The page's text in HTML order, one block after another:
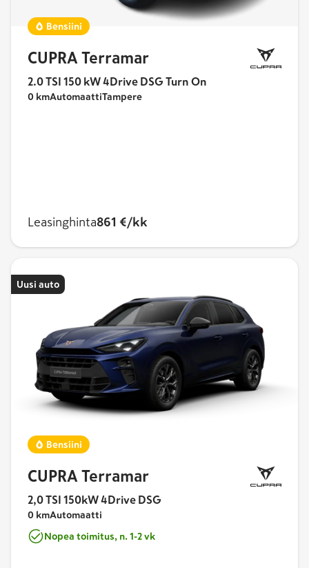
Bensiini
CUPRA Terramar
2.0 TSI 150 kW 4Drive DSG Turn On
0 kmAutomaattiTampere
Leasinghinta861 €/kk
Uusi auto
Bensiini
CUPRA Terramar
2,0 TSI 150kW 4Drive DSG
0 kmAutomaatti
Nopea toimitus, n. 1-2 vk